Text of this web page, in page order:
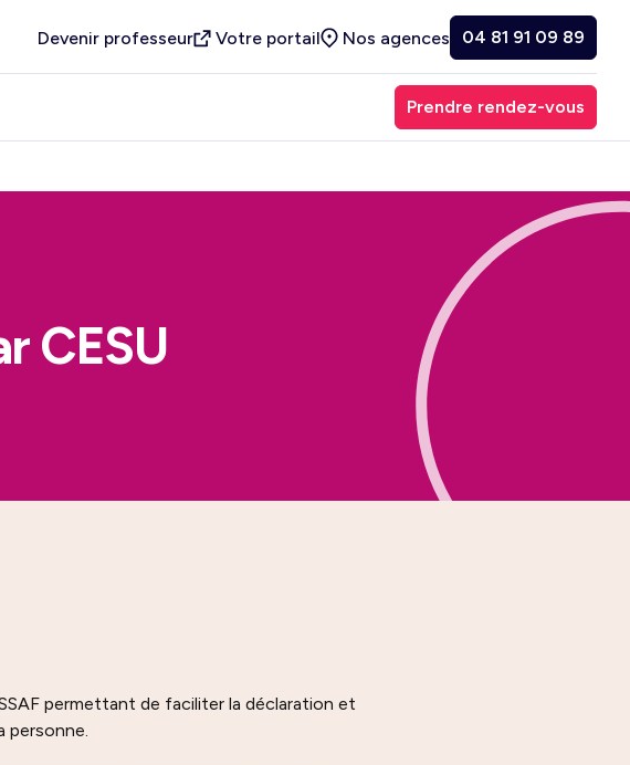
Devenir professeur Votre portail Nos agences 04 81 91 09 89
Prendre rendez-vous
CESU
permettant de faciliter la déclaration et
personne.